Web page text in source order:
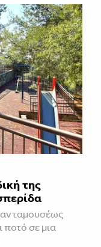
της
ποτό σε μια